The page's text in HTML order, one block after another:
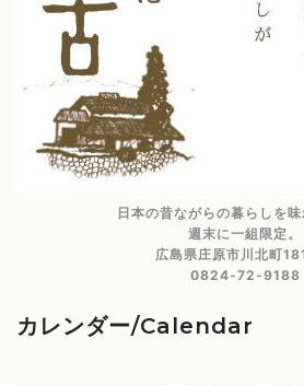
日本の昔ながらの暮らしを味
週末に一組限定。
広島県庄原市川北町
0824-72-9188
カレンダー/Calendar